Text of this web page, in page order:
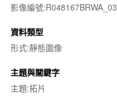
影像編號:R048167BRWA_03
資料類型
形式:靜態圖像
主題與關鍵字
主題:拓片